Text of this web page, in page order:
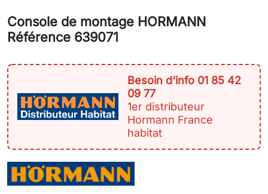
Console de montage HORMANN
Référence 639071
Besoin d‘info 01 85 42
09 77
1er distributeur
Hormann France
habitat